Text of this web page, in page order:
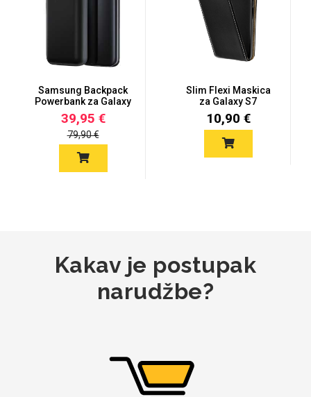
Samsung Backpack
Powerbank za Galaxy
S7 – 2700...
39,95 €
79,90 €
Slim Flexi Maskica
za Galaxy S7
10,90 €
Kakav je postupak
narudžbe?
Mix